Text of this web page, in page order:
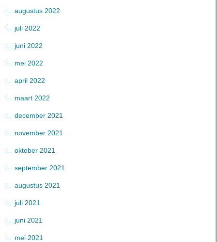
augustus 2022
juli 2022
juni 2022
mei 2022
april 2022
maart 2022
december 2021
november 2021
oktober 2021
september 2021
augustus 2021
juli 2021
juni 2021
mei 2021